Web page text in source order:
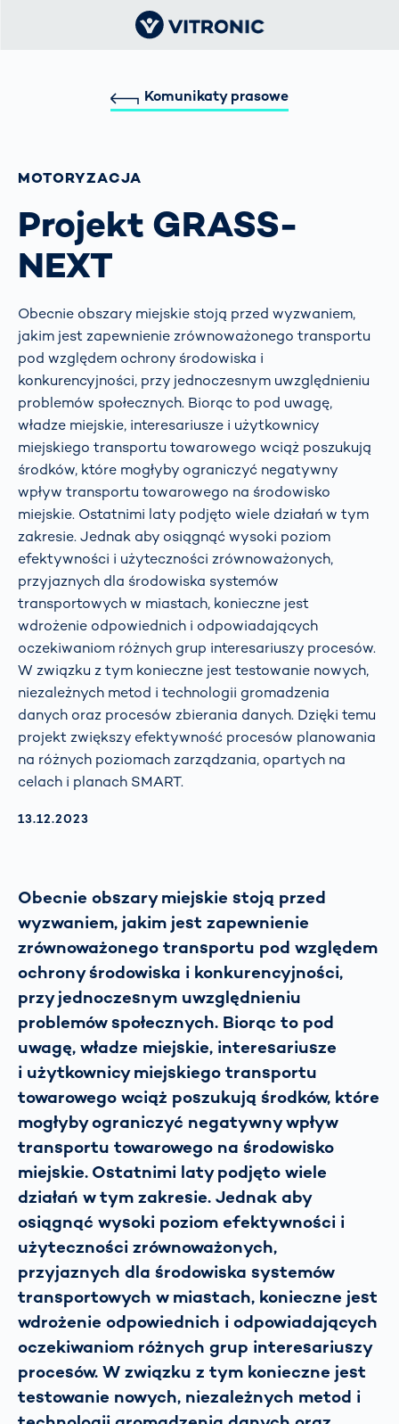
Komunikaty prasowe
MOTORYZACJA
Projekt GRASS-
NEXT
Obecnie obszary miejskie stoją przed wyzwaniem,
jakim jest zapewnienie zrównoważonego transportu
pod względem ochrony środowiska i
konkurencyjności, przy jednoczesnym uwzględnieniu
problemów społecznych. Biorąc to pod uwagę,
władze miejskie, interesariusze i użytkownicy
miejskiego transportu towarowego wciąż poszukują
środków, które mogłyby ograniczyć negatywny
wpływ transportu towarowego na środowisko
miejskie. Ostatnimi laty podjęto wiele działań w tym
zakresie. Jednak aby osiągnąć wysoki poziom
efektywności i użyteczności zrównoważonych,
przyjaznych dla środowiska systemów
transportowych w miastach, konieczne jest
wdrożenie odpowiednich i odpowiadających
oczekiwaniom różnych grup interesariuszy procesów.
W związku z tym konieczne jest testowanie nowych,
niezależnych metod i technologii gromadzenia
danych oraz procesów zbierania danych. Dzięki temu
projekt zwiększy efektywność procesów planowania
na różnych poziomach zarządzania, opartych na
celach i planach SMART.
AKTUALISIERT AM:
13.12.2023
Obecnie obszary miejskie stoją przed
wyzwaniem, jakim jest zapewnienie
zrównoważonego transportu pod względem
ochrony środowiska i konkurencyjności,
przy jednoczesnym uwzględnieniu
problemów społecznych. Biorąc to pod
uwagę, władze miejskie, interesariusze
i użytkownicy miejskiego transportu
towarowego wciąż poszukują środków, które
mogłyby ograniczyć negatywny wpływ
transportu towarowego na środowisko
miejskie. Ostatnimi laty podjęto wiele
działań w tym zakresie. Jednak aby
osiągnąć wysoki poziom efektywności i
użyteczności zrównoważonych,
przyjaznych dla środowiska systemów
transportowych w miastach, konieczne jest
wdrożenie odpowiednich i odpowiadających
oczekiwaniom różnych grup interesariuszy
procesów. W związku z tym konieczne jest
testowanie nowych, niezależnych metod i